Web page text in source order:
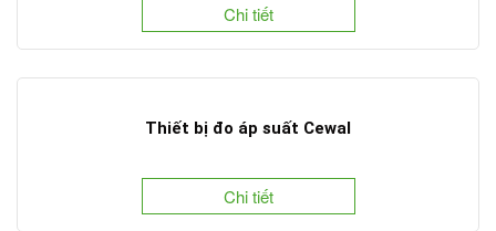
Chi tiết
Thiết bị đo áp suất Cewal
Chi tiết